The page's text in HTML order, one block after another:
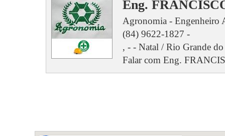
Eng.
Agronomia - Engenheiro
(84) 9622-1827 -
, - - Natal / Rio Grande
Falar com Eng.